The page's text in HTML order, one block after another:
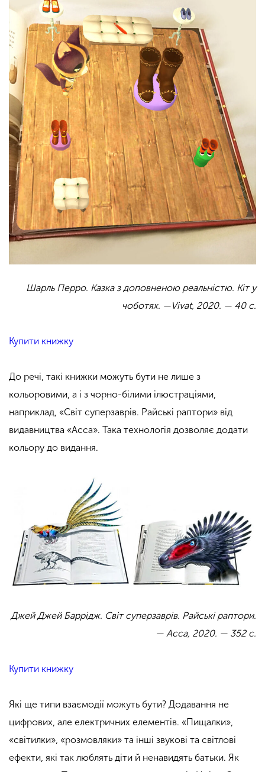
Шарль Перро. Казка з доповненою реальністю. Кіт у
чоботях. —Vivat, 2020. — 40 с.
Купити книжку
До речі, такі книжки можуть бути не лише з
кольоровими, а і з чорно-білими ілюстраціями,
наприклад, «Світ суперзаврів. Райські раптори» від
видавництва «Асса». Така технологія дозволяє додати
кольору до видання.
Джей Джей Баррідж. Світ суперзаврів. Райські раптори.
— Асса, 2020. — 352 с.
Купити книжку
Які ще типи взаємодії можуть бути? Додавання не
цифрових, але електричних елементів. «Пищалки»,
«світилки», «розмовляки» та інші звукові та світлові
ефекти, які так люблять діти й ненавидять батьки. Як